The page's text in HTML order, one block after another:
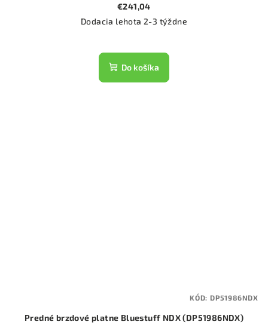
€241,04
Dodacia lehota 2-3 týždne
Do košíka
Predné brzdové platne Bluestuff NDX (DP51986NDX)
KÓD: DP51986NDX